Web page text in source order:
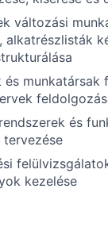
változási
alkatrészlisták
munkatársak
és
tervezése
kezelése